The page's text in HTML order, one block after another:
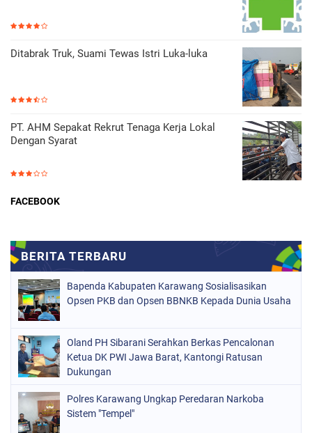
Ditabrak Truk, Suami Tewas Istri Luka-luka
PT. AHM Sepakat Rekrut Tenaga Kerja Lokal
Dengan Syarat
FACEBOOK
Bapenda Kabupaten Karawang Sosialisasikan
Opsen PKB dan Opsen BBNKB Kepada Dunia Usaha
Oland PH Sibarani Serahkan Berkas Pencalonan
Ketua DK PWI Jawa Barat, Kantongi Ratusan
Dukungan
Polres Karawang Ungkap Peredaran Narkoba
Sistem "Tempel"